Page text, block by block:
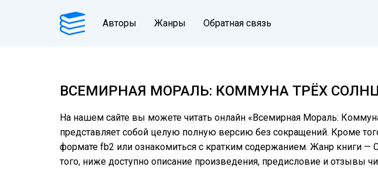
Авторы Жанры Обратная связь
ВСЕМИРНАЯ МОРАЛЬ: КОММУНА ТРЁХ
На нашем сайте вы можете читать онлайн «Всемирная Мораль:
представляет собой целую полную версию без сокращений. Кроме
формате fb2 или ознакомиться с кратким содержанием. Жанр книги —
того, ниже доступно описание произведения, предисловие и отзывы